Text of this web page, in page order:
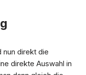
nun direkt die
direkte Auswahl in